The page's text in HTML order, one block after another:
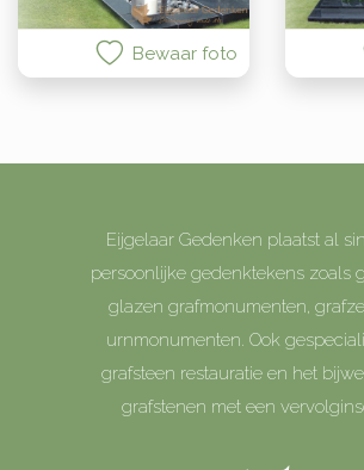
Bewaar foto
Eijgelaar Gedenken plaatst al
persoonlijke gedenktekens zoals
glazen grafmonumenten,
urnmonumenten. Ook
grafsteen restauratie en het
grafstenen met een